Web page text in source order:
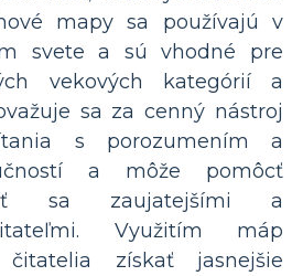
mapy sa používajú v
svete a sú vhodné pre
vekových kategórií a
sa za cenný nástroj
s porozumením a
a môže pomôcť
sa zaujatejšími a
Využitím máp
získať jasnejšie